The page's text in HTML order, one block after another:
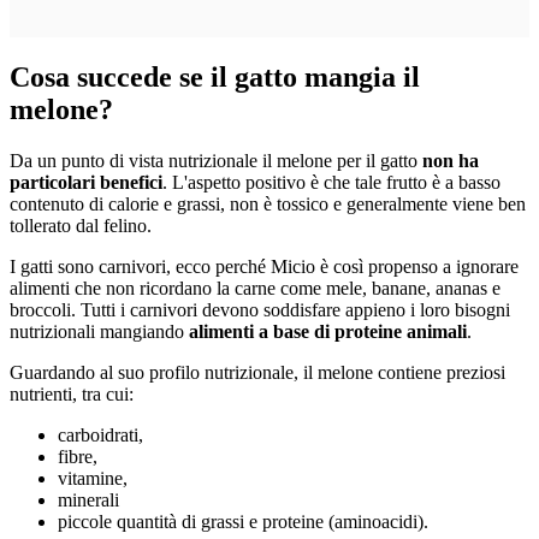
Cosa succede se il gatto mangia il
melone?
Da un punto di vista nutrizionale il melone per il gatto non ha
particolari benefici. L'aspetto positivo è che tale frutto è a basso
contenuto di calorie e grassi, non è tossico e generalmente viene ben
tollerato dal felino.
I gatti sono carnivori, ecco perché Micio è così propenso a ignorare
alimenti che non ricordano la carne come mele, banane, ananas e
broccoli. Tutti i carnivori devono soddisfare appieno i loro bisogni
nutrizionali mangiando alimenti a base di proteine animali.
Guardando al suo profilo nutrizionale, il melone contiene preziosi
nutrienti, tra cui:
carboidrati,
fibre,
vitamine,
minerali
piccole quantità di grassi e proteine (aminoacidi).